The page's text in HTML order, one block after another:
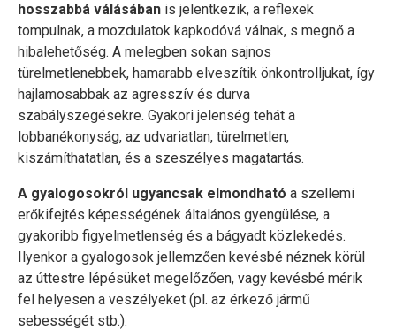
hosszabbá válásában is jelentkezik, a reflexek
tompulnak, a mozdulatok kapkodóvá válnak, s megnő a
hibalehetőség. A melegben sokan sajnos
türelmetlenebbek, hamarabb elveszítik önkontrolljukat, így
hajlamosabbak az agresszív és durva
szabályszegésekre. Gyakori jelenség tehát a
lobbanékonyság, az udvariatlan, türelmetlen,
kiszámíthatatlan, és a szeszélyes magatartás.
A gyalogosokról ugyancsak elmondható a szellemi
erőkifejtés képességének általános gyengülése, a
gyakoribb figyelmetlenség és a bágyadt közlekedés.
Ilyenkor a gyalogosok jellemzően kevésbé néznek körül
az úttestre lépésüket megelőzően, vagy kevésbé mérik
fel helyesen a veszélyeket (pl. az érkező jármű
sebességét stb.).